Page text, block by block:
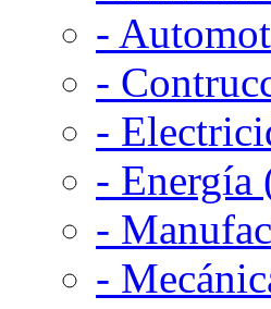
-
-
-
- Energía
-
-